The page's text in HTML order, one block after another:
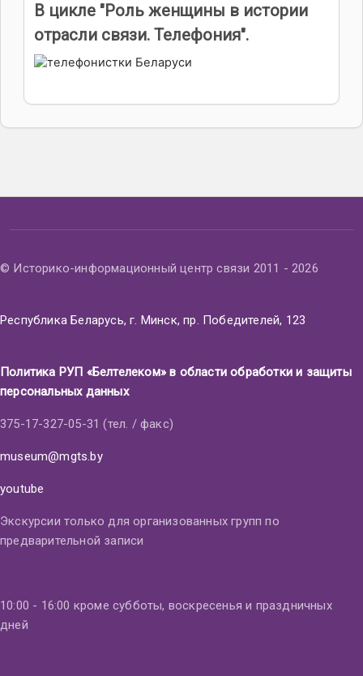
В цикле "Роль женщины в истории
отрасли связи. Телефония".
© Историко-информационный центр связи 2011 - 2026
Республика Беларусь, г. Минск, пр. Победителей, 123
Политика РУП «Белтелеком» в области обработки и защиты
персональных данных
375-17-327-05-31 (тел. / факс)
museum@mgts.by
youtube
Экскурсии только для организованных групп по
предварительной записи
10:00 - 16:00 кроме субботы, воскресенья и праздничных
дней